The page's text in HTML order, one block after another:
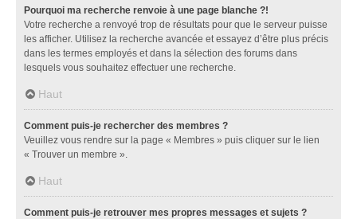
Pourquoi ma recherche renvoie à une page blanche ?!
Votre recherche a renvoyé trop de résultats pour que le serveur puisse
les afficher. Utilisez la recherche avancée et essayez d’être plus précis
dans les termes employés et dans la sélection des forums dans
lesquels vous souhaitez effectuer une recherche.
Haut
Comment puis-je rechercher des membres ?
Veuillez vous rendre sur la page « Membres » puis cliquer sur le lien
« Trouver un membre ».
Haut
Comment puis-je retrouver mes propres messages et sujets ?